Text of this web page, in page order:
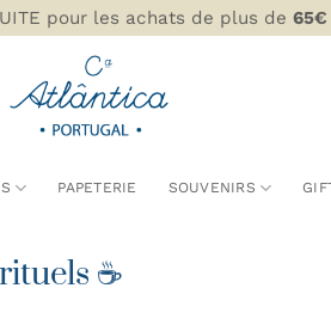
pour les achats de plus de 65€
PAPETERIE SOUVENIRS
☕